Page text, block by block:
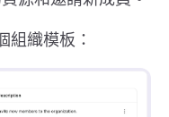
組織模板：